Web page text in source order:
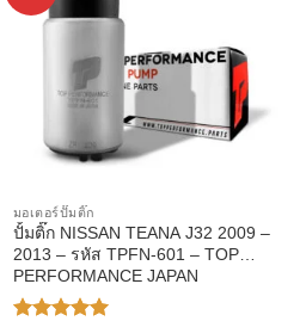
มอเตอร์ปั๊มติ๊ก
ปั้มติ๊ก NISSAN TEANA J32 2009 –
2013 – รหัส TPFN-601 – TOP
PERFORMANCE JAPAN